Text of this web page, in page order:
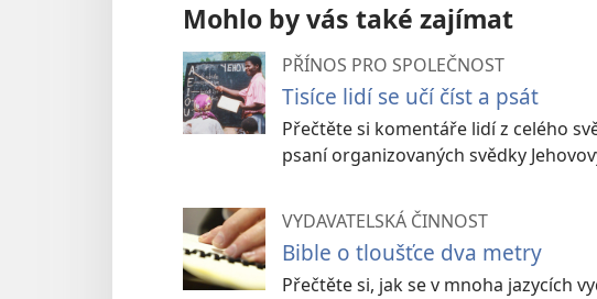
Mohlo by vás také zajímat
PŘÍNOS PRO SPOLEČNOST
Tisíce lidí se učí číst a psát
Přečtěte si komentáře lidí z celého
psaní organizovaných svědky
VYDAVATELSKÁ ČINNOST
Bible o tloušťce dva metry
Přečtěte si, jak se v mnoha jazycích